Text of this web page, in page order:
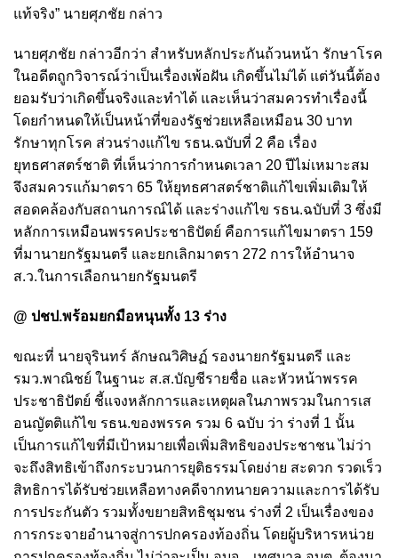
แท้จริง” นายศุภชัย กล่าว
นายศุภชัย กล่าวอีกว่า สำหรับหลักประกันถ้วนหน้า รักษาโรค
ในอดีตถูกวิจารณ์ว่าเป็นเรื่องเพ้อฝัน เกิดขึ้นไม่ได้ แต่วันนี้ต้อง
ยอมรับว่าเกิดขึ้นจริงและทำได้ และเห็นว่าสมควรทำเรื่องนี้
โดยกำหนดให้เป็นหน้าที่ของรัฐช่วยเหลือเหมือน 30 บาท
รักษาทุกโรค ส่วนร่างแก้ไข รธน.ฉบับที่ 2 คือ เรื่อง
ยุทธศาสตร์ชาติ ที่เห็นว่าการกำหนดเวลา 20 ปีไม่เหมาะสม
จึงสมควรแก้มาตรา 65 ให้ยุทธศาสตร์ชาติแก้ไขเพิ่มเติมให้
สอดคล้องกับสถานการณ์ได้ และร่างแก้ไข รธน.ฉบับที่ 3 ซึ่งมี
หลักการเหมือนพรรคประชาธิปัตย์ คือการแก้ไขมาตรา 159
ที่มานายกรัฐมนตรี และยกเลิกมาตรา 272 การให้อำนาจ
ส.ว.ในการเลือกนายกรัฐมนตรี
@ ปชป.พร้อมยกมือหนุนทั้ง 13 ร่าง
ขณะที่ นายจุรินทร์ ลักษณวิศิษฏ์ รองนายกรัฐมนตรี และ
รมว.พาณิชย์ ในฐานะ ส.ส.บัญชีรายชื่อ และหัวหน้าพรรค
ประชาธิปัตย์ ชี้แจงหลักการและเหตุผลในภาพรวมในการเส
อนญัตติแก้ไข รธน.ของพรรค รวม 6 ฉบับ ว่า ร่างที่ 1 นั้น
เป็นการแก้ไขที่มีเป้าหมายเพื่อเพิ่มสิทธิของประชาชน ไม่ว่า
จะถึงสิทธิเข้าถึงกระบวนการยุติธรรมโดยง่าย สะดวก รวดเร็ว
สิทธิการได้รับช่วยเหลือทางคดีจากทนายความและการได้รับ
การประกันตัว รวมทั้งขยายสิทธิชุมชน ร่างที่ 2 เป็นเรื่องของ
การกระจายอำนาจสู่การปกครองท้องถิ่น โดยผู้บริหารหน่วย